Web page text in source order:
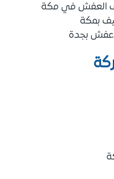
العفش في مكة
بمكة
عفش بجدة